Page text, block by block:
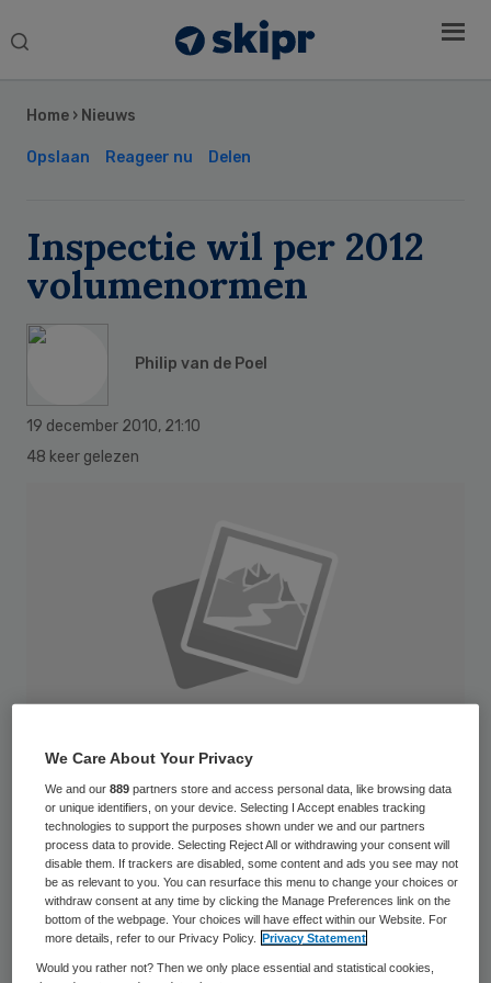
Search
Home › Nieuws
Opslaan Reageer nu Delen
Inspectie wil per 2012
volumenormen
Philip van de Poel
19 december 2010, 21:10
48 keer gelezen
De Inspectie voor de Gezondheidszorg
(IGZ) wil dat voor hoogcomplexe zorg een
volumenorm van minimaal twintig ingrepen
per jaar gaat gelden. Ook wil de inspectie
Sidebar
We Care About Your Privacy
We and our889 partners store and access personal data, like browsing data
or unique identifiers, on your device. Selecting I Accept enables tracking
technologies to support the purposes shown under we and our partners
process data to provide. Selecting Reject All or withdrawing your consent will
disable them. If trackers are disabled, some content and ads you see may not
be as relevant to you. You can resurface this menu to change your choices or
withdraw consent at any time by clicking the Manage Preferences link on the
bottom of the webpage. Your choices will have effect within our Website. For
more details, refer to our Privacy Policy.
Privacy Statement
Would you rather not? Then we only place essential and statistical cookies,